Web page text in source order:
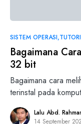
SISTEM OPERASI
Bagaimana
32 bit
Bagaimana cara
terinstal pada
Lalu Abd.
14 September